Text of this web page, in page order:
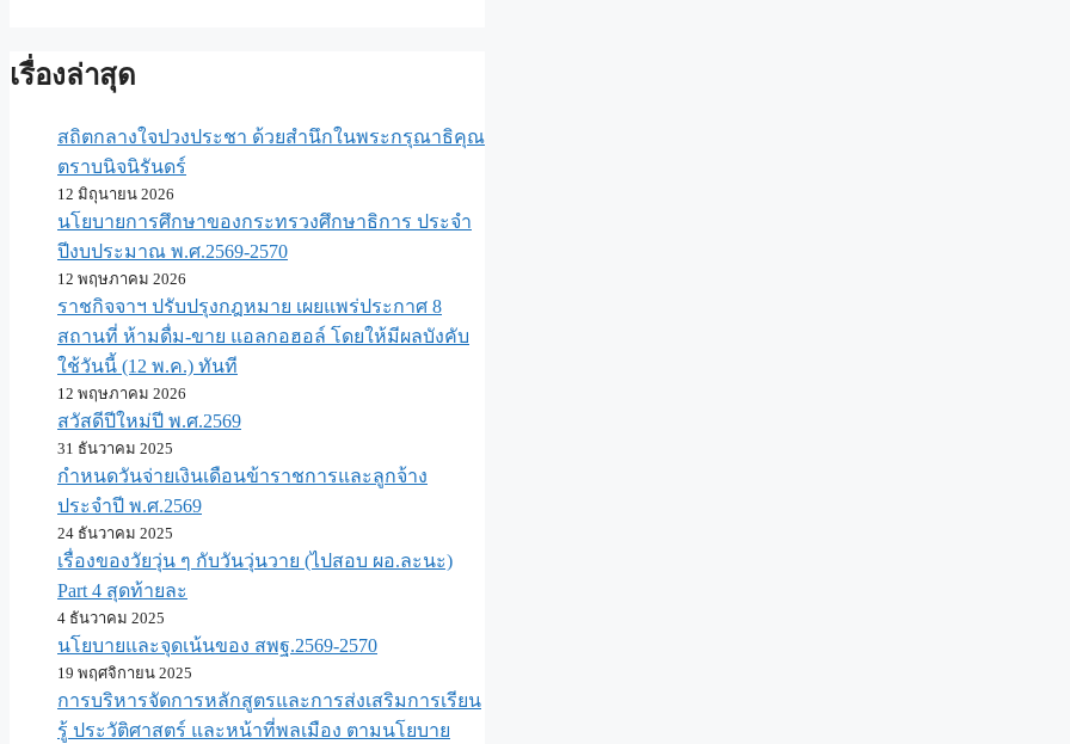
เรื่องล่าสุด
สถิตกลางใจปวงประชา ด้วยสำนึกในพระกรุณาธิคุณ
ตราบนิจนิรันดร์
12 มิถุนายน 2026
นโยบายการศึกษาของกระทรวงศึกษาธิการ ประจำ
ปีงบประมาณ พ.ศ.2569-2570
12 พฤษภาคม 2026
ราชกิจจาฯ ปรับปรุงกฎหมาย เผยแพร่ประกาศ 8
สถานที่ ห้ามดื่ม-ขาย แอลกอฮอล์ โดยให้มีผลบังคับ
ใช้วันนี้ (12 พ.ค.) ทันที
12 พฤษภาคม 2026
สวัสดีปีใหม่ปี พ.ศ.2569
31 ธันวาคม 2025
กำหนดวันจ่ายเงินเดือนข้าราชการและลูกจ้าง
ประจำปี พ.ศ.​2569
24 ธันวาคม 2025
เรื่องของวัยวุ่น ๆ กับวันวุ่นวาย (ไปสอบ ผอ.ละนะ)
Part 4 สุดท้ายละ
4 ธันวาคม 2025
นโยบายและจุดเน้นของ สพฐ.2569-2570
19 พฤศจิกายน 2025
การบริหารจัดการหลักสูตรและการส่งเสริมการเรียน
รู้ ประวัติศาสตร์ และหน้าที่พลเมือง ตามนโยบาย